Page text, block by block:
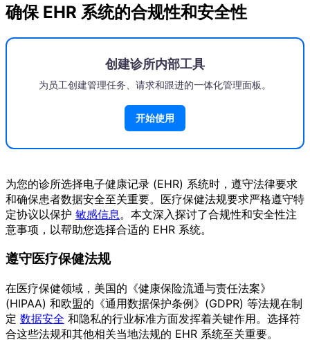
确保 EHR 系统的合规性和安全性
创建诊所内部工具
为员工创建管理任务、请求和跟进的一体化管理面板。
开始使用
为您的诊所选择电子健康记录 (EHR) 系统时，遵守法律要求
和确保患者数据安全至关重要。医疗保健法规要求严格遵守特
定协议以保护 敏感信息 。本文深入探讨了合规性和安全性注
意事项，以帮助您选择合适的 EHR 系统。
遵守医疗保健法规
在医疗保健领域，美国的《健康保险流通与责任法案》
(HIPAA) 和欧盟的《通用数据保护条例》(GDPR) 等法规在制
定 数据安全 和隐私的行业标准方面发挥着关键作用。选择符
合这些法规和其他相关当地法规的 EHR 系统至关重要。